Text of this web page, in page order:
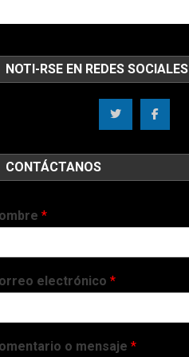
NOTI-RSE EN REDES SOCIALES
CONTÁCTANOS
*
electrónico *
o mensaje *